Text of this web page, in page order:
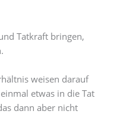
Tatkraft bringen,
weisen darauf
etwas in die Tat
dann aber nicht